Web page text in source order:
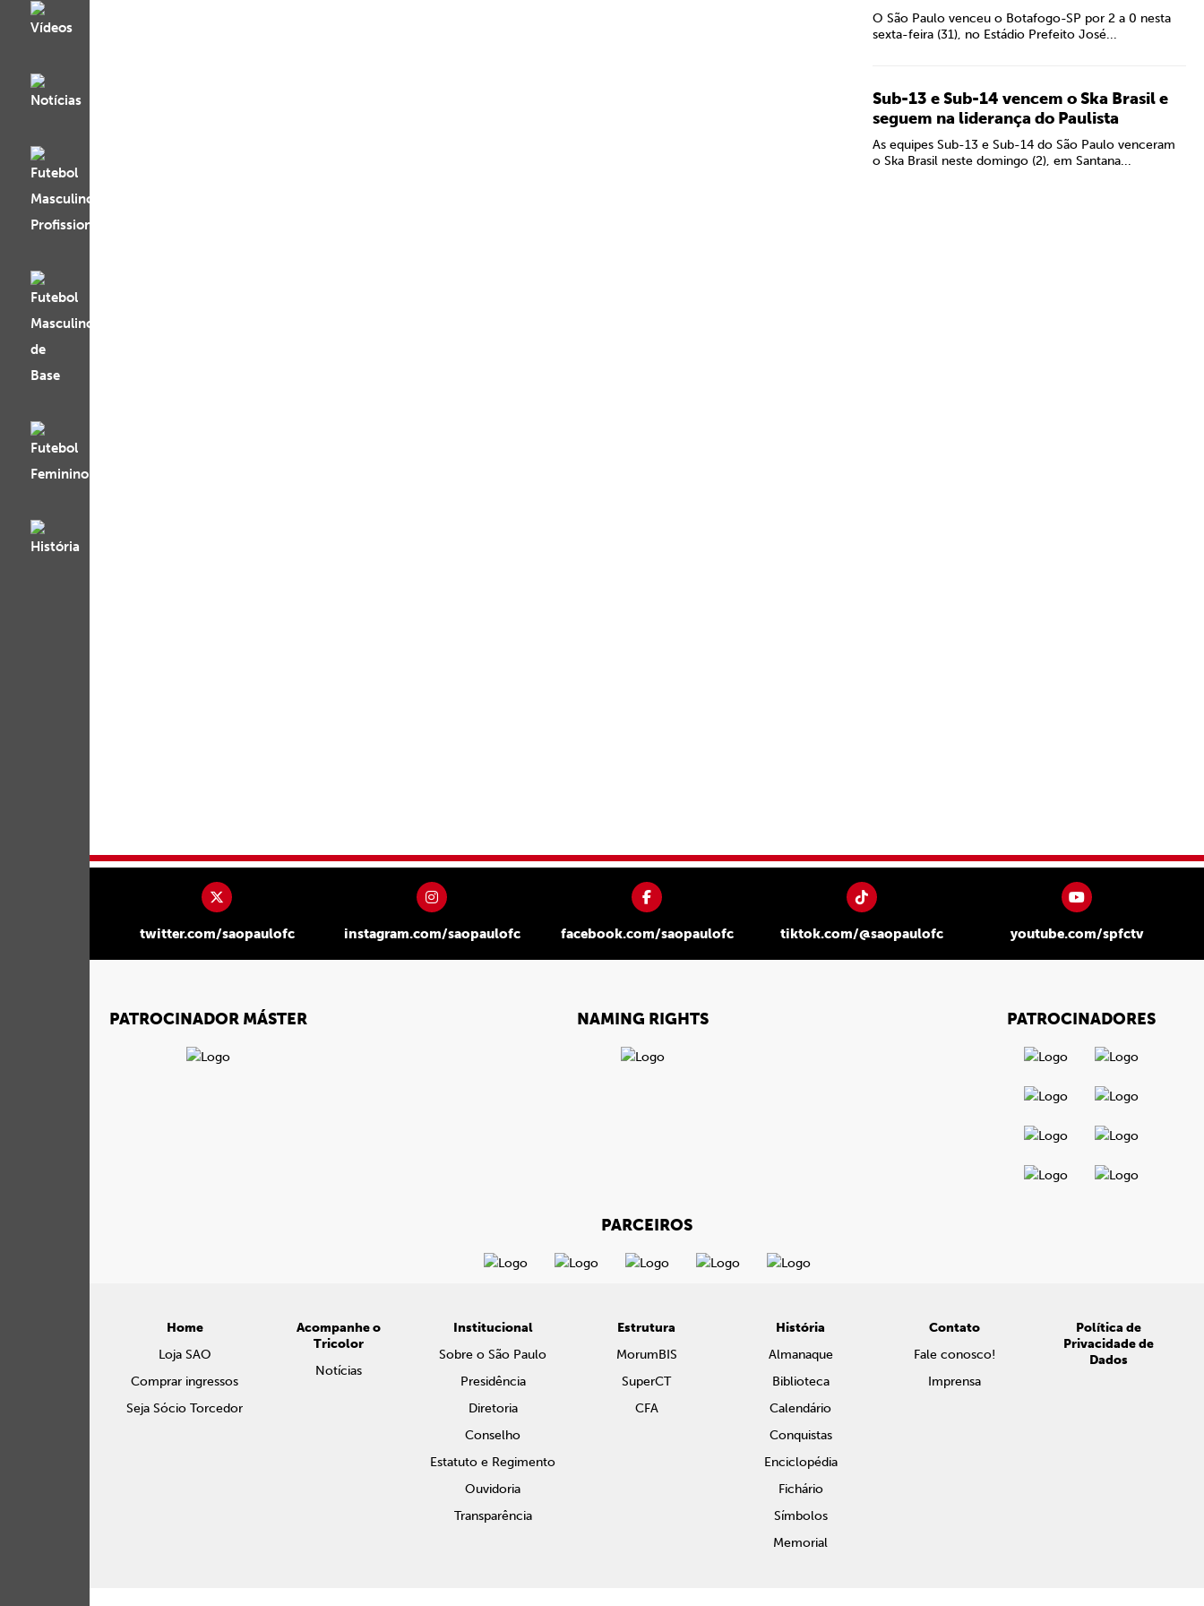
O São Paulo venceu o Botafogo-SP por 2 a 0 nesta
sexta-feira (31), no Estádio Prefeito José...
Sub-13 e Sub-14 vencem o Ska Brasil e
seguem na liderança do Paulista
As equipes Sub-13 e Sub-14 do São Paulo venceram
o Ska Brasil neste domingo (2), em Santana...
twitter.com/saopaulofc instagram.com/saopaulofc facebook.com/saopaulofc tiktok.com/@saopaulofc youtube.com/spfctv
PATROCINADOR MÁSTER NAMING RIGHTS PATROCINADORES
PARCEIROS
Home
Loja SAO
Comprar ingressos
Seja Sócio Torcedor
Acompanhe o
Tricolor
Notícias
Institucional
Sobre o São Paulo
Presidência
Diretoria
Conselho
Estatuto e Regimento
Ouvidoria
Transparência
Estrutura
MorumBIS
SuperCT
CFA
História
Almanaque
Biblioteca
Calendário
Conquistas
Enciclopédia
Fichário
Símbolos
Memorial
Contato
Fale conosco!
Imprensa
Política de
Privacidade de
Dados